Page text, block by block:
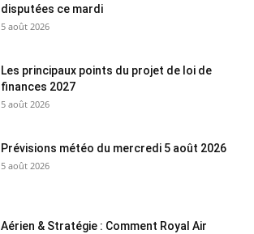
disputées ce mardi
5 août 2026
Les principaux points du projet de loi de
finances 2027
5 août 2026
Prévisions météo du mercredi 5 août 2026
5 août 2026
Aérien & Stratégie : Comment Royal Air